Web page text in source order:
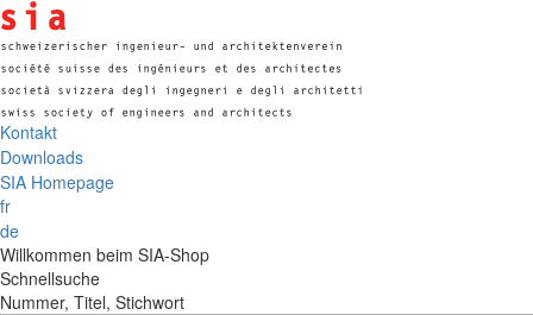
Kontakt
Downloads
SIA Homepage
fr
de
Willkommen beim SIA-Shop
Schnellsuche
Nummer, Titel, Stichwort